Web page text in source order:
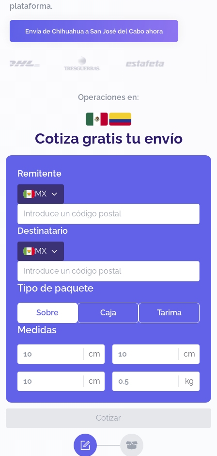
plataforma.
Envía de Chihuahua a San José del Cabo ahora
Operaciones en:
Cotiza gratis tu envío
Remitente
MX
Destinatario
MX
Tipo de paquete
Sobre Caja Tarima
Medidas
cm cm
cm kg
Cotizar